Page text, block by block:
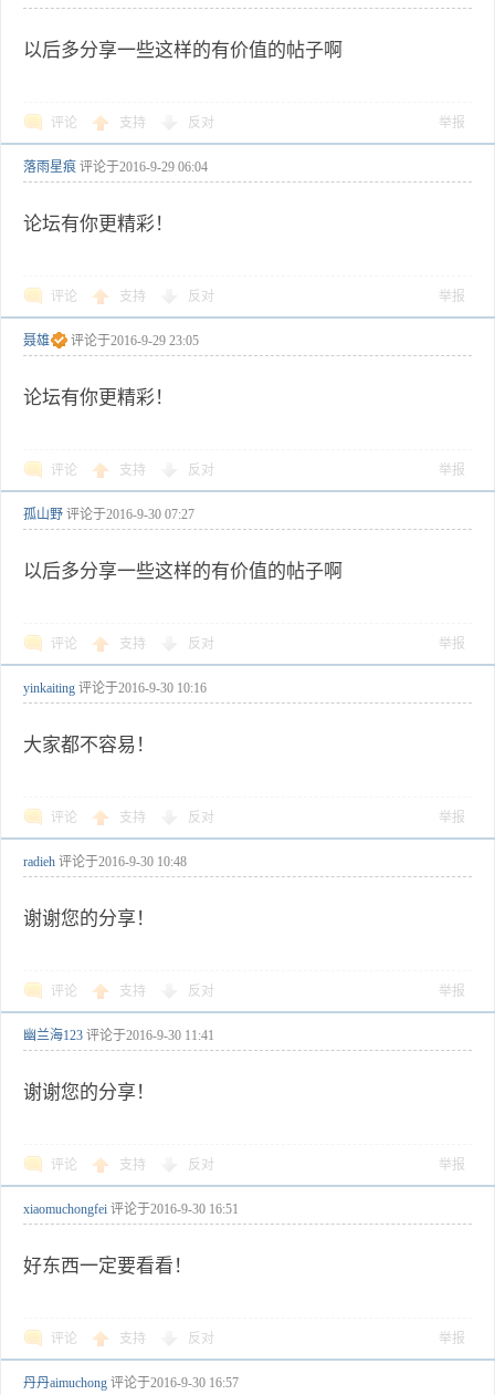
以后多分享一些这样的有价值的帖子啊
评论 支持 反对 举报
落雨星痕 评论于2016-9-29 06:04
论坛有你更精彩！
评论 支持 反对 举报
聂雄 评论于2016-9-29 23:05
论坛有你更精彩！
评论 支持 反对 举报
孤山野 评论于2016-9-30 07:27
以后多分享一些这样的有价值的帖子啊
评论 支持 反对 举报
yinkaiting 评论于2016-9-30 10:16
大家都不容易！
评论 支持 反对 举报
radieh 评论于2016-9-30 10:48
谢谢您的分享！
评论 支持 反对 举报
幽兰海123 评论于2016-9-30 11:41
谢谢您的分享！
评论 支持 反对 举报
xiaomuchongfei 评论于2016-9-30 16:51
好东西一定要看看！
评论 支持 反对 举报
丹丹aimuchong 评论于2016-9-30 16:57